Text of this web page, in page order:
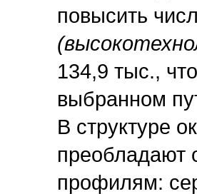
повысить
134,9 тыс.,
выбранном
В структуре
преобладают
профилям: